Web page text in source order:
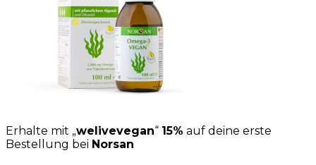
Erhalte mit „welivevegan“ 15% auf deine erste
Bestellung bei Norsan